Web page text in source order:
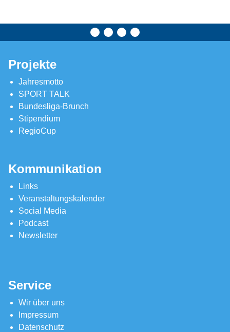
Projekte
Jahresmotto
SPORT TALK
Bundesliga-Brunch
Stipendium
RegioCup
Kommunikation
Links
Veranstaltungskalender
Social Media
Podcast
Newsletter
Service
Wir über uns
Impressum
Datenschutz